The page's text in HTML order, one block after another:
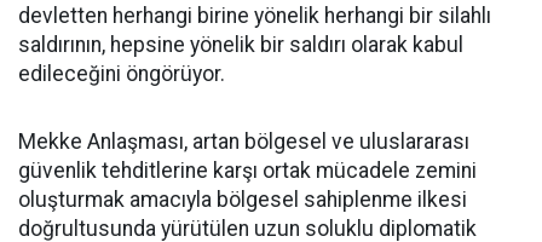
devletten herhangi birine yönelik herhangi bir silahlı
saldırının, hepsine yönelik bir saldırı olarak kabul
edileceğini öngörüyor.
Mekke Anlaşması, artan bölgesel ve uluslararası
güvenlik tehditlerine karşı ortak mücadele zemini
oluşturmak amacıyla bölgesel sahiplenme ilkesi
doğrultusunda yürütülen uzun soluklu diplomatik